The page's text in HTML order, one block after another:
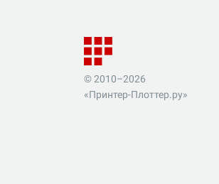
© 2010–2026
«Принтер-Плоттер.ру»